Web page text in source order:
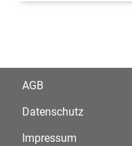
AGB
Datenschutz
Impressum